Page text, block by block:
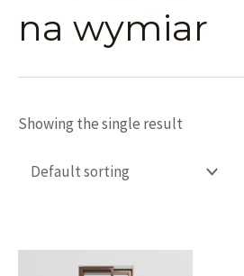
na wymiar
Showing the single result